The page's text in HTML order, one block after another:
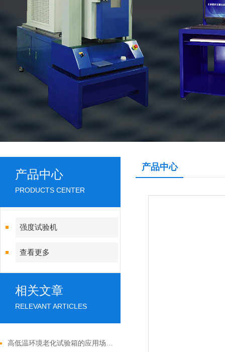
产品中心
PRODUCTS CENTER
强度试验机
查看更多
相关文章
RELEVANT ARTICLES
高低温环境老化试验箱的应用场景有哪些？
产品中心